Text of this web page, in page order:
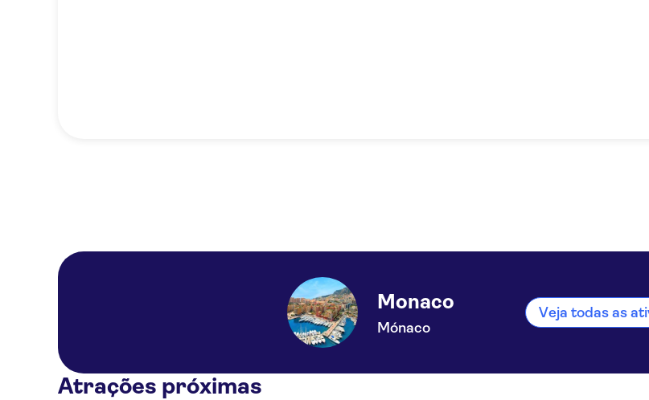
Aeroport
Monaco
Mónaco
Veja todas as
Atrações próximas